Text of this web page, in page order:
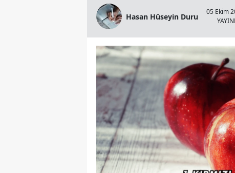
Hasan Hüseyin Duru
05 Ekim